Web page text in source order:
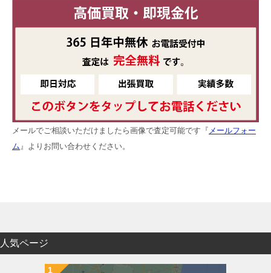
メールでご相談いただけましたら画像で査定可能です『 メールフォー
ム 』よりお問い合わせください。
人気ページ